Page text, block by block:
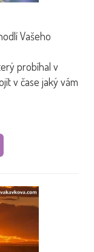
Vašeho
probíhal v
v čase jaký vám